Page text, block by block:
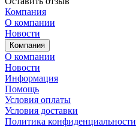
Компания
О компании
Новости
Компания
О компании
Новости
Информация
Помощь
Условия оплаты
Условия доставки
Политика конфиденциальности